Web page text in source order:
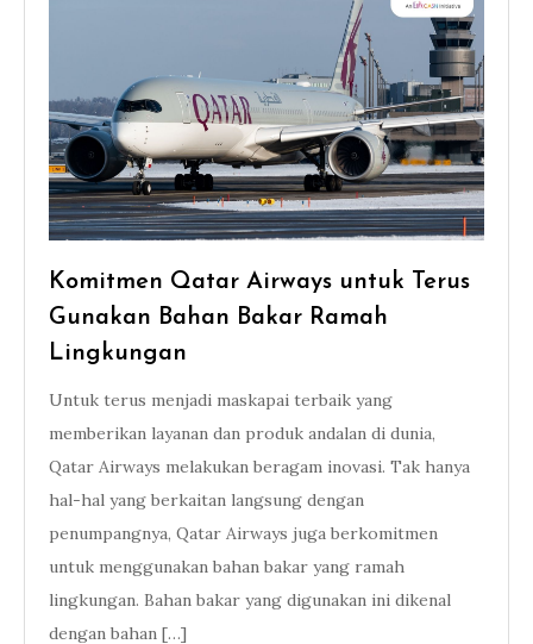
Komitmen Qatar Airways untuk Terus
Gunakan Bahan Bakar Ramah
Lingkungan
Untuk terus menjadi maskapai terbaik yang
memberikan layanan dan produk andalan di dunia,
Qatar Airways melakukan beragam inovasi. Tak hanya
hal-hal yang berkaitan langsung dengan
penumpangnya, Qatar Airways juga berkomitmen
untuk menggunakan bahan bakar yang ramah
lingkungan. Bahan bakar yang digunakan ini dikenal
dengan bahan […]